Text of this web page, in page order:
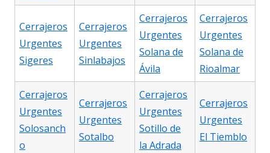
Cerrajeros
Urgentes
Sigeres
Cerrajeros
Urgentes
Sinlabajos
Cerrajeros
Urgentes
Solana de
Ávila
Cerrajeros
Urgentes
Solana de
Rioalmar
Cerrajeros
Urgentes
Solosanch
o
Cerrajeros
Urgentes
Sotalbo
Cerrajeros
Urgentes
Sotillo de
la Adrada
Cerrajeros
Urgentes
El Tiemblo